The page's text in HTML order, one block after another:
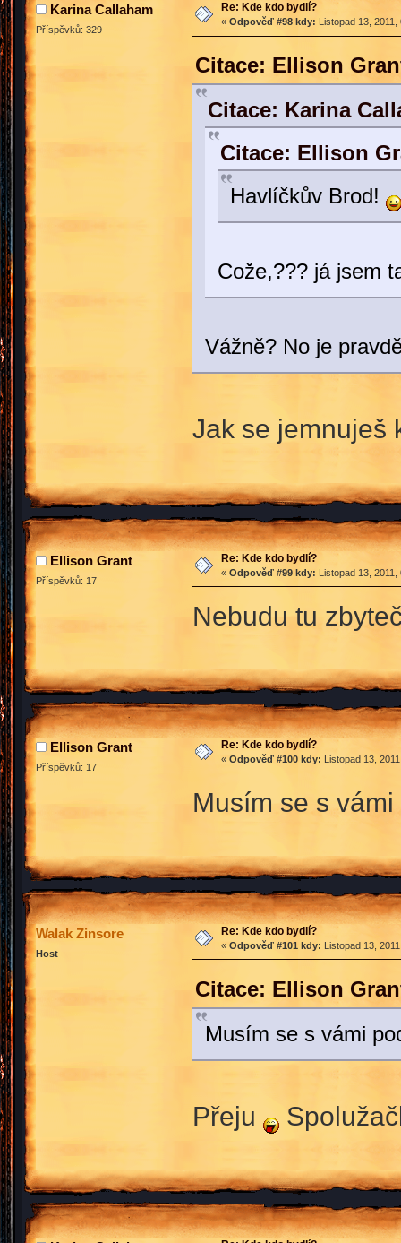
Karina Callaham
Příspěvků: 329
Re: Kde kdo bydlí?
« Odpověď #98 kdy: Listopad 13,
Citace: Ellison
Citace: Karina
Citace: Ellison
Havlíčkův Brod!
Cože,??? já jsem
Vážně? No je
Jak se jemnuješ
Ellison Grant
Příspěvků: 17
Re: Kde kdo bydlí?
« Odpověď #99 kdy: Listopad 13,
Nebudu tu
Ellison Grant
Příspěvků: 17
Re: Kde kdo bydlí?
« Odpověď #100 kdy: Listopad 13,
Musím se s
Walak Zinsore
Host
Re: Kde kdo bydlí?
« Odpověď #101 kdy: Listopad 13,
Citace: Ellison
Musím se s vámi
Přeju